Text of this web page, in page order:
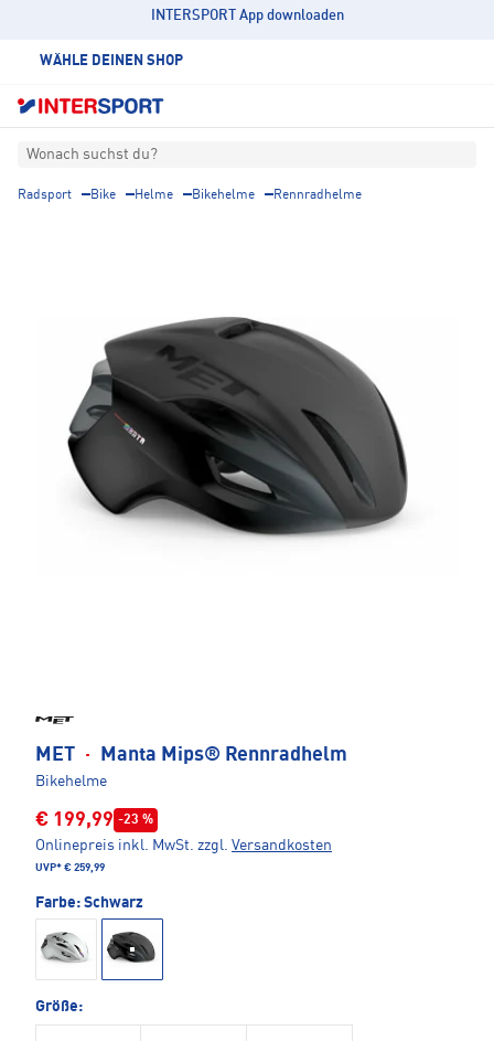
INTERSPORT App downloaden
WÄHLE DEINEN SHOP
Wonach suchst du?
Radsport Bike Helme Bikehelme Rennradhelme
MET · Manta Mips® Rennradhelm
Bikehelme
€ 199,99 -23 %
Onlinepreis inkl. MwSt. zzgl. Versandkosten
UVP* € 259,99
Farbe: Schwarz
Größe: